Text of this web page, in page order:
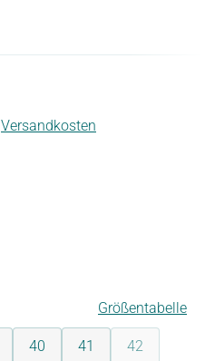
Versandkosten
Größentabelle
40 41 42(Diese